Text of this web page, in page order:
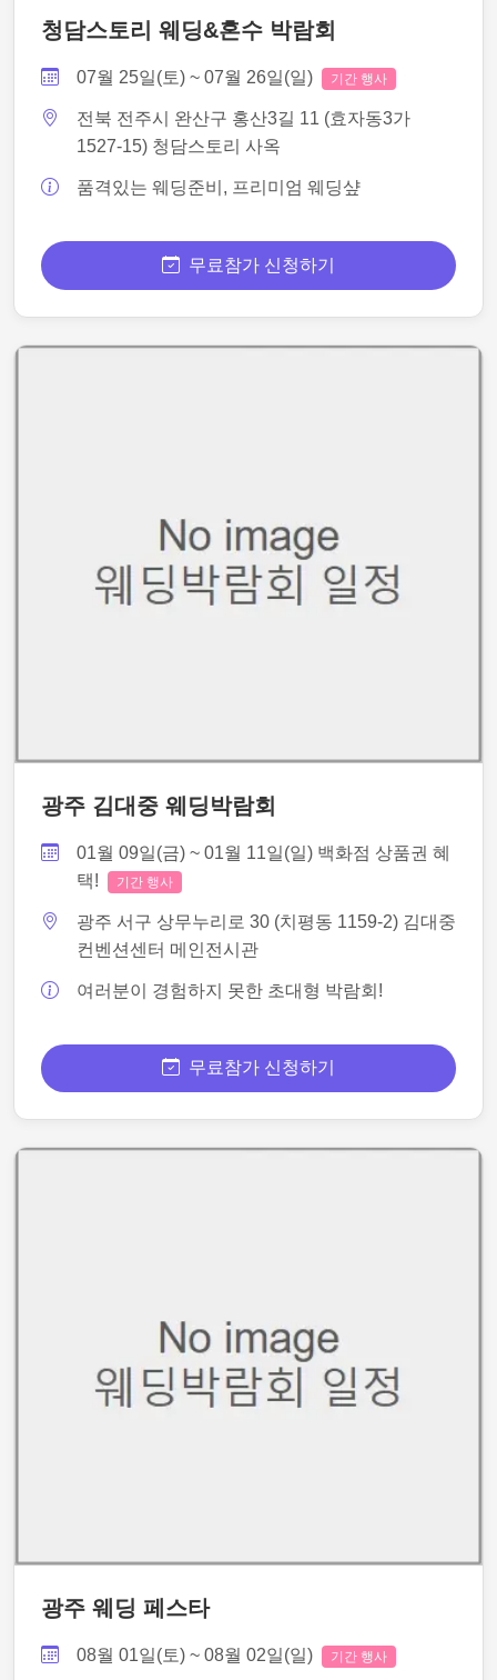
청담스토리 웨딩&혼수 박람회
07월 25일(토) ~ 07월 26일(일) 기간 행사
전북 전주시 완산구 홍산3길 11 (효자동3가
1527-15) 청담스토리 사옥
품격있는 웨딩준비, 프리미엄 웨딩샾
무료참가 신청하기
광주 김대중 웨딩박람회
01월 09일(금) ~ 01월 11일(일) 백화점 상품권 혜
택!
기간 행사
광주 서구 상무누리로 30 (치평동 1159-2) 김대중
컨벤션센터 메인전시관
여러분이 경험하지 못한 초대형 박람회!
무료참가 신청하기
광주 웨딩 페스타
08월 01일(토) ~ 08월 02일(일) 기간 행사